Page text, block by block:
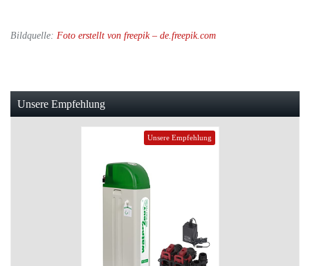
Bildquelle: Foto erstellt von freepik – de.freepik.com
Unsere Empfehlung
Unsere Empfehlung